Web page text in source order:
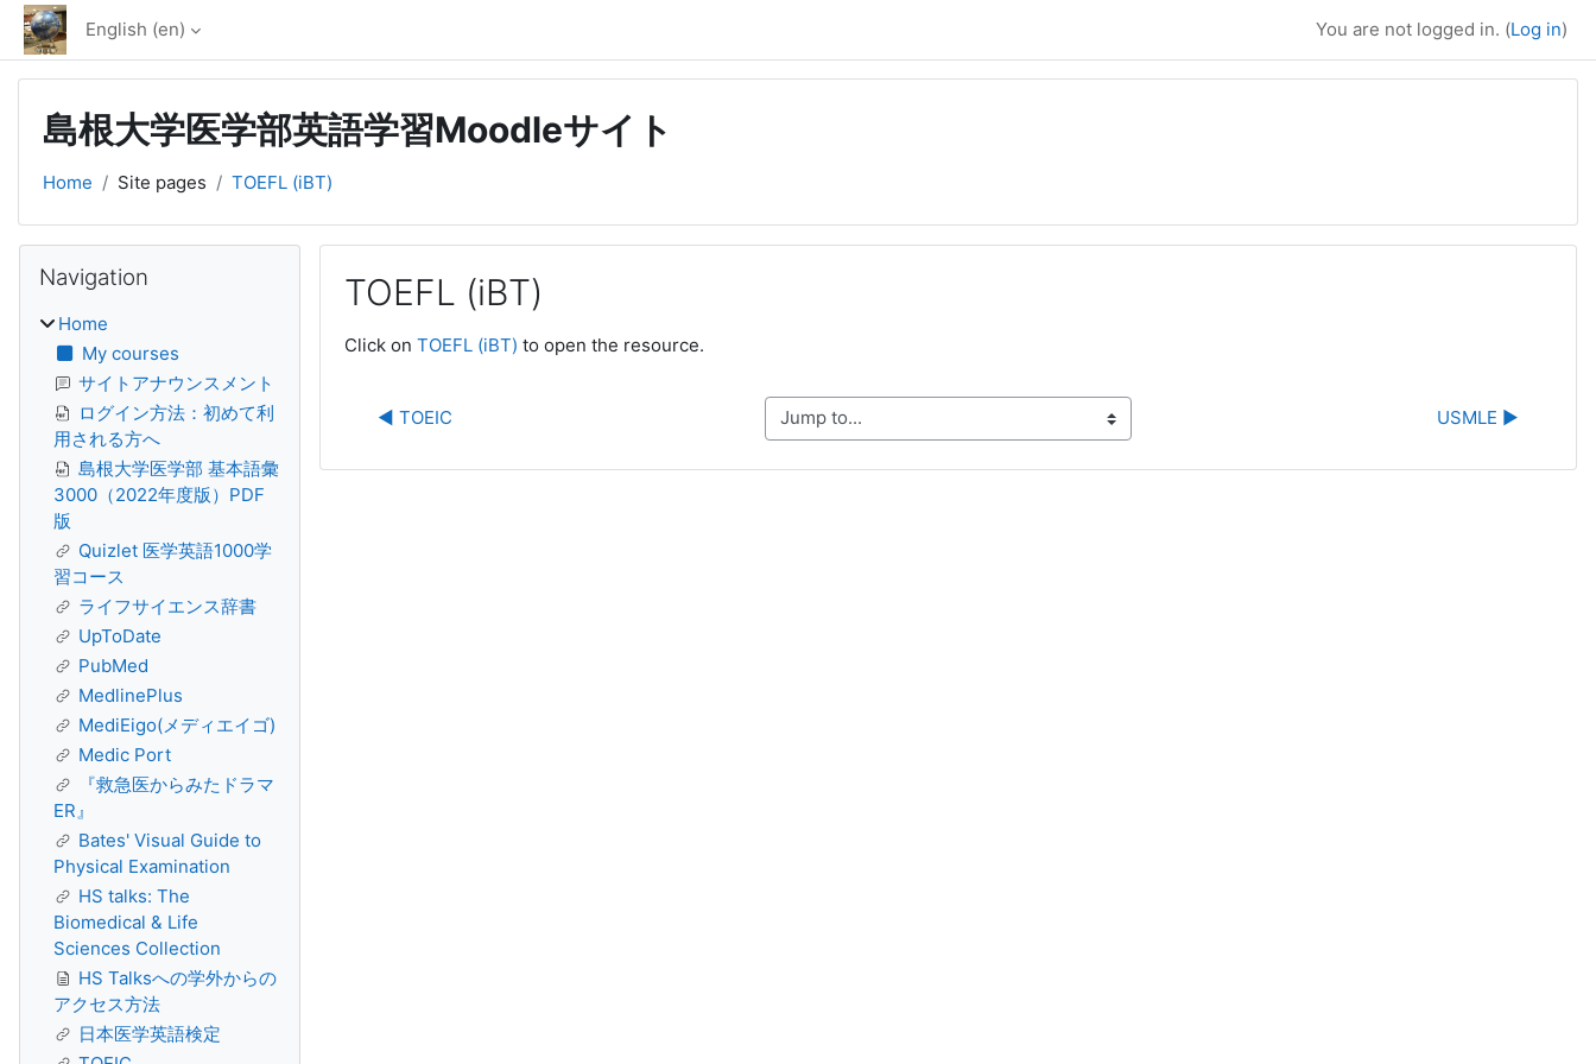
Skip to main content
English ‎(en)‎ You are not logged in. (Log in)
島根大学医学部英語学習Moodleサイト
Home Site pages TOEFL (iBT)
TOEFL (iBT)
Completion requirements
Click on TOEFL (iBT) to open the resource.
◀︎ TOEIC Jump to... USMLE ▶︎
Blocks
Navigation
Home
My courses
サイトアナウンスメント
ログイン方法：初めて利
用される方へ
島根大学医学部 基本語彙
3000（2022年度版）PDF
版
Quizlet 医学英語1000学
習コース
ライフサイエンス辞書
UpToDate
PubMed
MedlinePlus
MediEigo(メディエイゴ)
Medic Port
『救急医からみたドラマ
ER』
Bates' Visual Guide to
Physical Examination
HS talks: The
Biomedical & Life
Sciences Collection
HS Talksへの学外からの
アクセス方法
日本医学英語検定